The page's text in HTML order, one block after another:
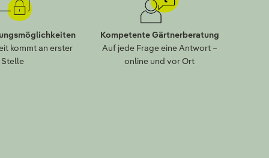
kommt an erster
Stelle
Kompetente Gärtnerberatung
Auf jede Frage eine Antwort –
online und vor Ort